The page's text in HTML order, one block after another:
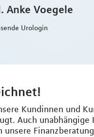
Anke Voegele
Urologin
Kundinnen und
Auch
unsere